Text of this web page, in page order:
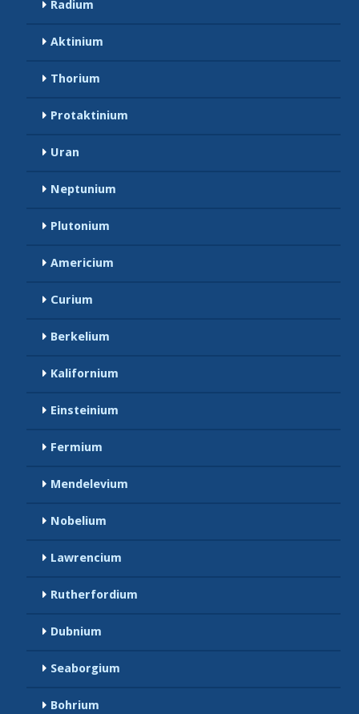
Radium
Aktinium
Thorium
Protaktinium
Uran
Neptunium
Plutonium
Americium
Curium
Berkelium
Kalifornium
Einsteinium
Fermium
Mendelevium
Nobelium
Lawrencium
Rutherfordium
Dubnium
Seaborgium
Bohrium